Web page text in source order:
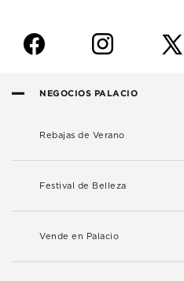
f i
NEGOCIOS PALACIO
Rebajas de Verano
Festival de Belleza
Vende en Palacio